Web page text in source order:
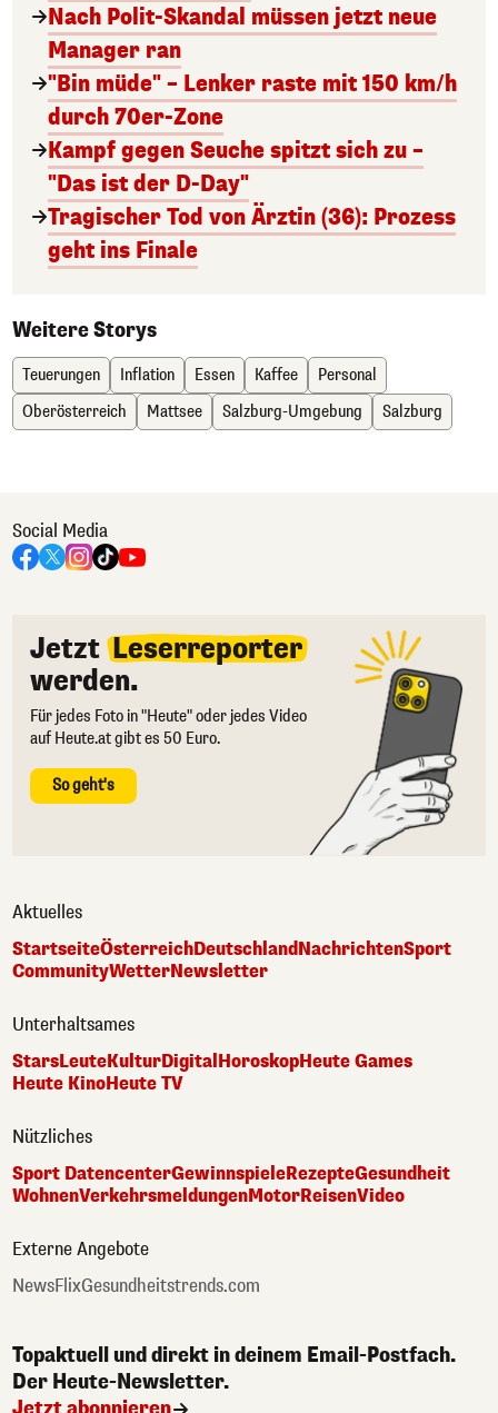
Nach Polit-Skandal müssen jetzt neue
Manager ran
"Bin müde" – Lenker raste mit 150 km/h
durch 70er-Zone
Kampf gegen Seuche spitzt sich zu –
"Das ist der D-Day"
Tragischer Tod von Ärztin (36): Prozess
geht ins Finale
Weitere Storys
Teuerungen Inflation Essen Kaffee
Personal
Oberösterreich
Mattsee Salzburg-Umgebung Salzburg
Social Media
Jetzt Leserreporter
werden.
Für jedes Foto in "Heute" oder jedes Video
auf Heute.at gibt es 50 Euro.
So geht's
Aktuelles
StartseiteÖsterreichDeutschlandNachrichtenSport
CommunityWetterNewsletter
Unterhaltsames
StarsLeuteKulturDigitalHoroskopHeute Games
Heute KinoHeute TV
Nützliches
Sport DatencenterGewinnspieleRezepteGesundheit
WohnenVerkehrsmeldungenMotorReisenVideo
Externe Angebote
NewsFlixGesundheitstrends.com
Topaktuell und direkt in deinem Email-Postfach.
Der Heute-Newsletter.